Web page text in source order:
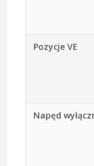
Pozycje VE
Napęd